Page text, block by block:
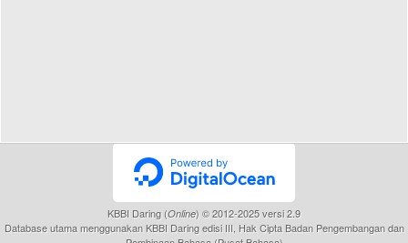
KBBI Daring (Online) © 2012-2025 versi 2.9
Database utama menggunakan KBBI Daring edisi III, Hak Cipta Badan Pengembangan dan